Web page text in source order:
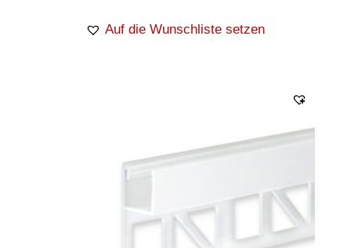
Auf die Wunschliste setzen